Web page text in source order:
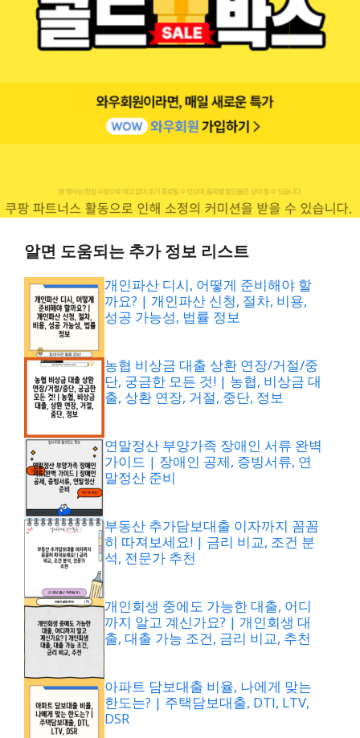
알면 도움되는 추가 정보 리스트
개인파산 디시, 어떻게 준비해야 할
까요? | 개인파산 신청, 절차, 비용,
성공 가능성, 법률 정보
농협 비상금 대출 상환 연장/거절/중
단, 궁금한 모든 것! | 농협, 비상금 대
출, 상환 연장, 거절, 중단, 정보
연말정산 부양가족 장애인 서류 완벽
가이드 | 장애인 공제, 증빙서류, 연
말정산 준비
부동산 추가담보대출 이자까지 꼼꼼
히 따져보세요! | 금리 비교, 조건 분
석, 전문가 추천
개인회생 중에도 가능한 대출, 어디
까지 알고 계신가요? | 개인회생 대
출, 대출 가능 조건, 금리 비교, 추천
아파트 담보대출 비율, 나에게 맞는
한도는? | 주택담보대출, DTI, LTV,
DSR